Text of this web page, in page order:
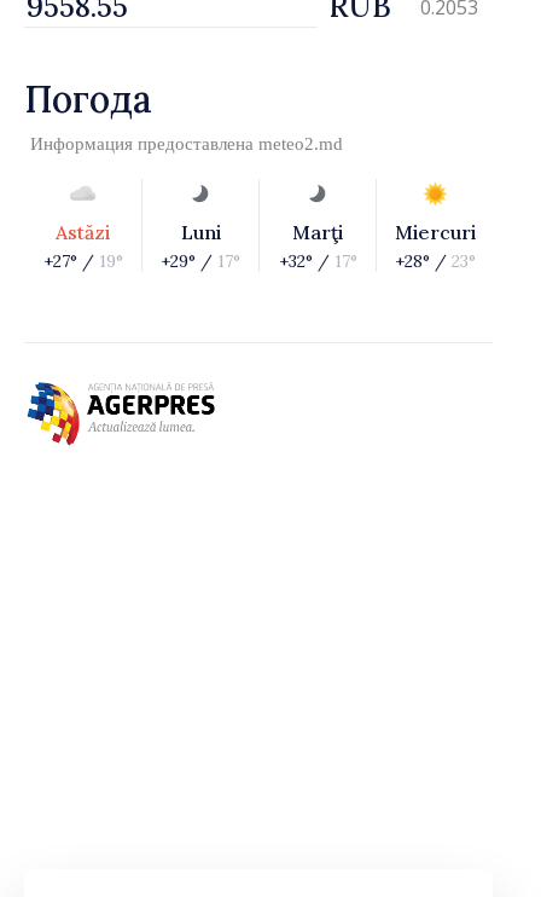
0.2053
Погода
Информация предоставлена meteo2.md
Astăzi
+27° / 19°
Luni
+29° / 17°
Marţi
+32° / 17°
Miercuri
+28° / 23°